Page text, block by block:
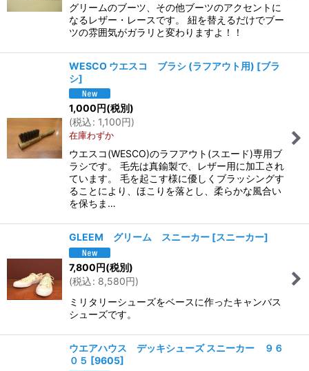
グリームのブーツ、その他ブーツのアクセントに
なるレザー・レースです。 紐を替えるだけでブー
ツの雰囲気がガラリと変わりますよ！！
WESCO ウエスコ ブラシ (ラフアウト用) [ブラ
シ]
1,000円(税別)
(税込: 1,100円)
在庫わずか
ウエスコ(WESCO)のラフアウト(スエード)専用ブ
ラシです。 毛先は真鍮製で、レザー用に加工され
ています。 毛を起こす様に優しくブラッシングす
ることにより、ほこりを落とし、柔らかな風合い
を保ちま…
GLEEM グリーム スニーカー [スニーカー]
7,800円(税別)
(税込: 8,580円)
ミリタリーシューズをベースに作ったキャンバス
シューズです。
ウエアハウス デッキシューズ スニーカー ９６
０５ [9605]